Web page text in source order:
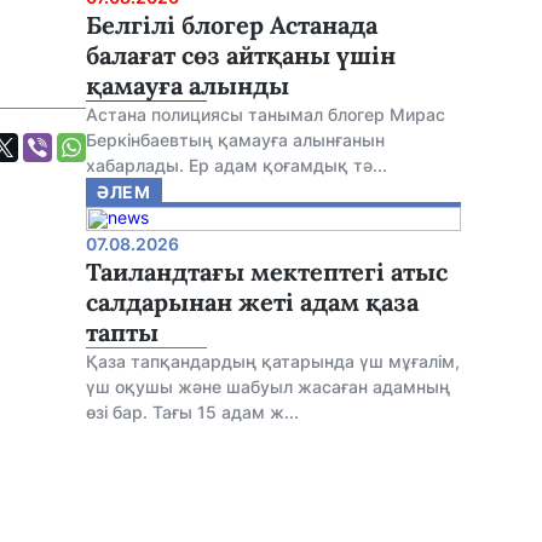
Белгілі блогер Астанада
балағат сөз айтқаны үшін
қамауға алынды
Астана полициясы танымал блогер Мирас
Беркінбаевтың қамауға алынғанын
хабарлады. Ер адам қоғамдық тә...
ӘЛЕМ
07.08.2026
Таиландтағы мектептегі атыс
салдарынан жеті адам қаза
тапты
Қаза тапқандардың қатарында үш мұғалім,
үш оқушы және шабуыл жасаған адамның
өзі бар. Тағы 15 адам ж...